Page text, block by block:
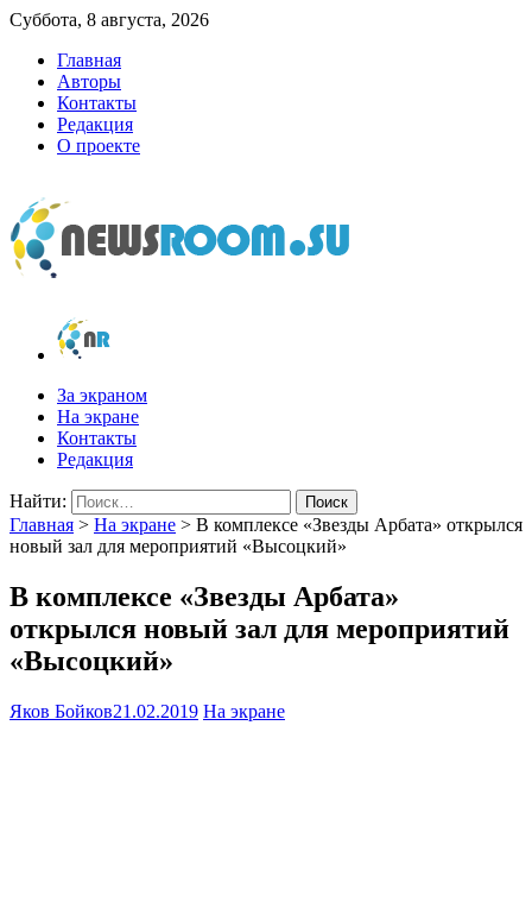
Суббота, 8 августа, 2026
Главная
Авторы
Контакты
Редакция
О проекте
newsroom.su
Новости о новостях
За экраном
На экране
Контакты
Редакция
Найти:
Главная > На экране > В комплексе «Звезды Арбата» открылся
новый зал для мероприятий «Высоцкий»
В комплексе «Звезды Арбата»
открылся новый зал для мероприятий
«Высоцкий»
Яков Бойков21.02.2019 На экране